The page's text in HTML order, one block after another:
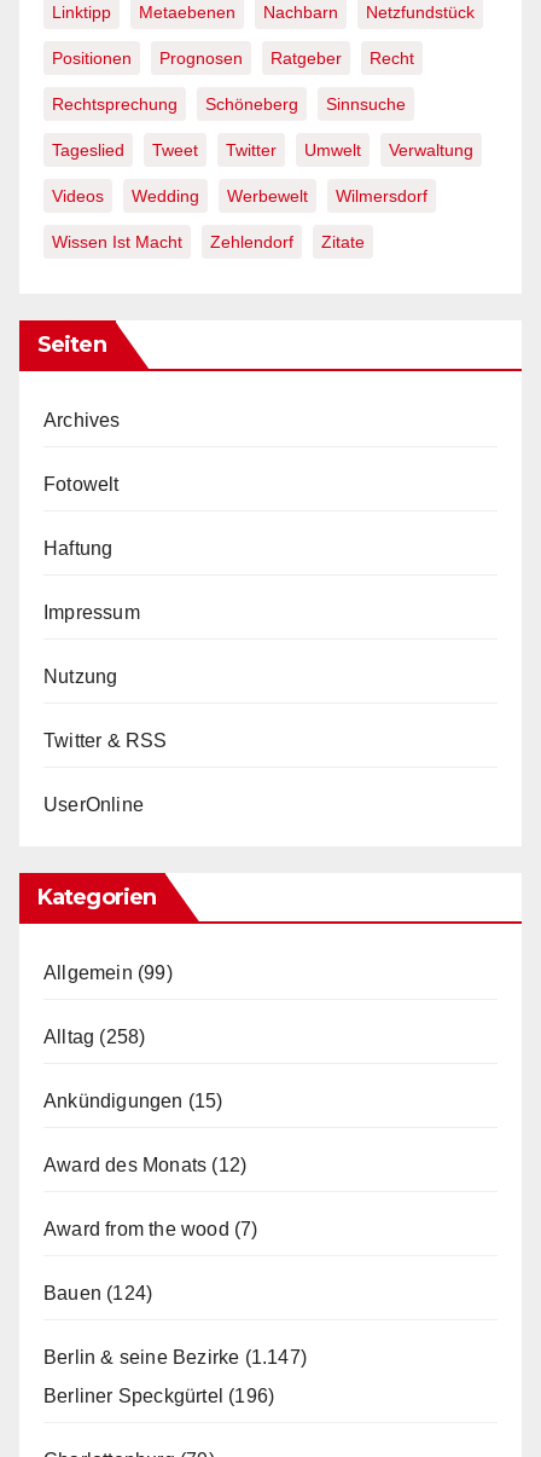
Linktipp Metaebenen Nachbarn Netzfundstück
Positionen Prognosen Ratgeber Recht
Rechtsprechung Schöneberg Sinnsuche
Tageslied Tweet Twitter Umwelt Verwaltung
Videos Wedding Werbewelt Wilmersdorf
Wissen Ist Macht Zehlendorf Zitate
Seiten
Archives
Fotowelt
Haftung
Impressum
Nutzung
Twitter & RSS
UserOnline
Kategorien
Allgemein (99)
Alltag (258)
Ankündigungen (15)
Award des Monats (12)
Award from the wood (7)
Bauen (124)
Berlin & seine Bezirke (1.147)
Berliner Speckgürtel (196)